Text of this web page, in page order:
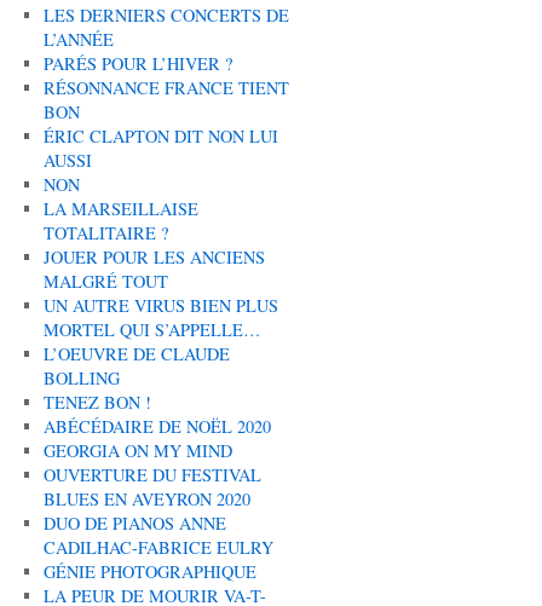
LES DERNIERS CONCERTS DE
L’ANNÉE
PARÉS POUR L’HIVER ?
RÉSONNANCE FRANCE TIENT
BON
ÉRIC CLAPTON DIT NON LUI
AUSSI
NON
LA MARSEILLAISE
TOTALITAIRE ?
JOUER POUR LES ANCIENS
MALGRÉ TOUT
UN AUTRE VIRUS BIEN PLUS
MORTEL QUI S’APPELLE…
L’OEUVRE DE CLAUDE
BOLLING
TENEZ BON !
ABÉCÉDAIRE DE NOËL 2020
GEORGIA ON MY MIND
OUVERTURE DU FESTIVAL
BLUES EN AVEYRON 2020
DUO DE PIANOS ANNE
CADILHAC-FABRICE EULRY
GÉNIE PHOTOGRAPHIQUE
LA PEUR DE MOURIR VA-T-